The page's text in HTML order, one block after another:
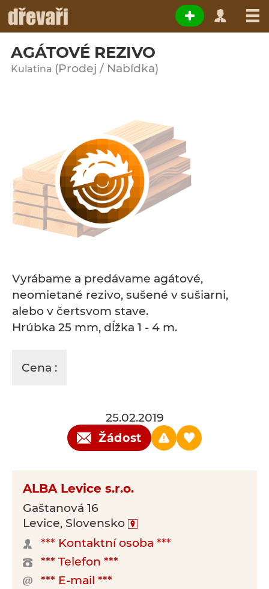
AGÁTOVÉ REZIVO
Kulatina (Prodej / Nabídka)
Vyrábame a predávame agátové,
neomietané rezivo, sušené v sušiarni,
alebo v čertsvom stave.
Hrúbka 25 mm, dĺžka 1 - 4 m.
Cena :
25.02.2019
Žádost
ALBA Levice s.r.o.
Gaštanová 16
Levice, Slovensko
*** Kontaktní osoba ***
*** Telefon ***
*** E-mail ***